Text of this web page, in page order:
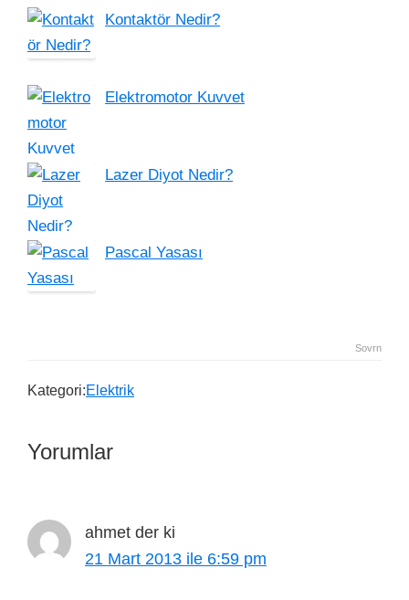
Kontaktör Nedir?
Elektromotor Kuvvet
Lazer Diyot Nedir?
Pascal Yasası
Sovrn
Kategori:Elektrik
Yorumlar
ahmet der ki
21 Mart 2013 ile 6:59 pm